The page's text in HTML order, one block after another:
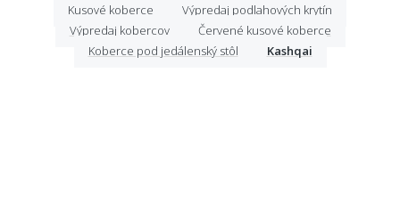
Kusové koberce
Výpredaj podlahových krytín
Výpredaj kobercov
Červené kusové koberce
Koberce pod jedálenský stôl
Kashqai